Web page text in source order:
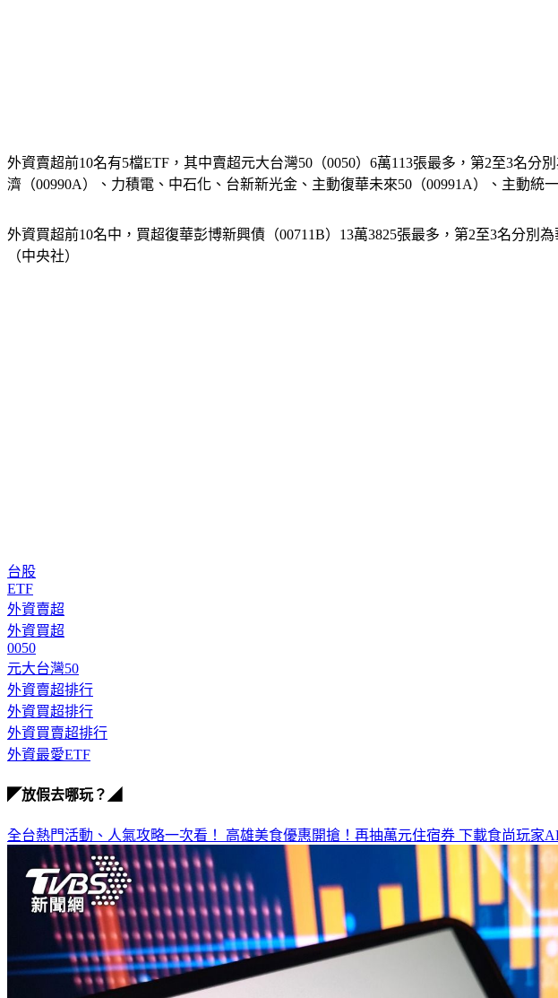
外資賣超前10名有5檔ETF，其中賣超元大台灣50（0050）6萬113張最多，第2至3名
濟（00990A）、力積電、中石化、台新新光金、主動復華未來50（00991A）、主動統
外資買超前10名中，買超復華彭博新興債（00711B）13萬3825張最多，第2至3名分別
（中央社）
台股
ETF
外資賣超
外資買超
0050
元大台灣50
外資賣超排行
外資買超排行
外資買賣超排行
外資最愛ETF
◤放假去哪玩？◢
全台熱門活動、人氣攻略一次看！ 高雄美食優惠開搶！再抽萬元住宿券 下載食尚玩家